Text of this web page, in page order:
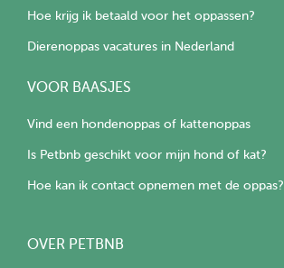
Hoe krijg ik betaald voor het oppassen?
Dierenoppas vacatures in Nederland
VOOR BAASJES
Vind een hondenoppas of kattenoppas
Is Petbnb geschikt voor mijn hond of kat?
Hoe kan ik contact opnemen met de oppas?
OVER PETBNB